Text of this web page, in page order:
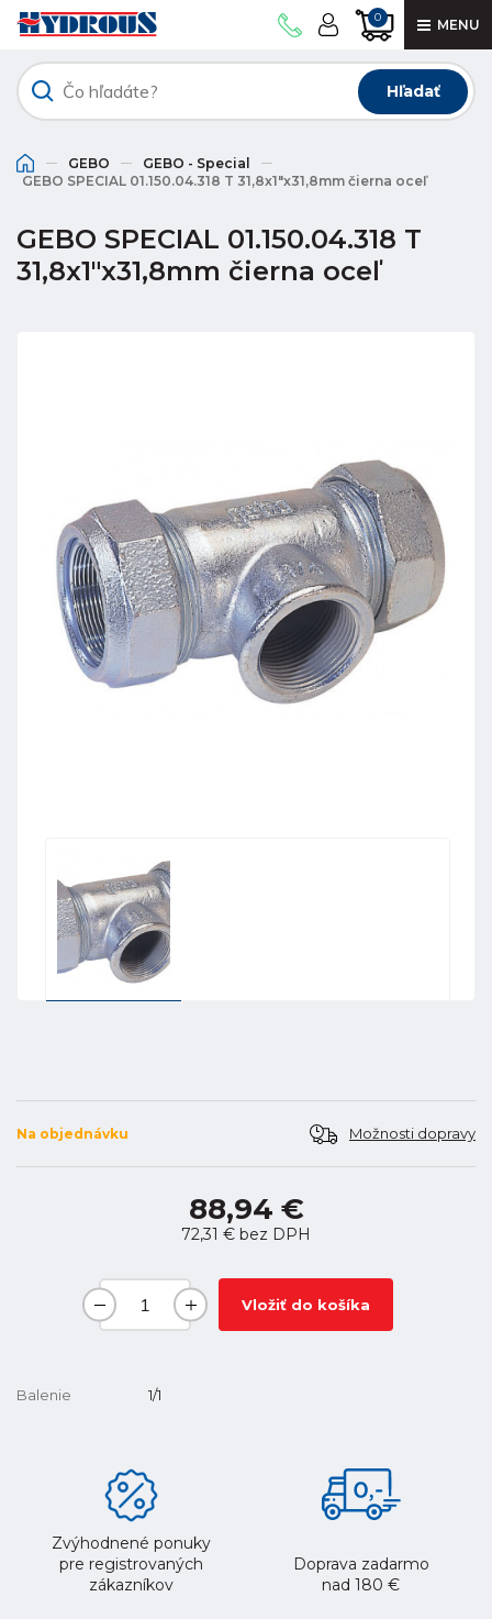
0 MENU
Hľadať
GEBO
GEBO - Special
GEBO SPECIAL 01.150.04.318 T 31,8x1"x31,8mm čierna oceľ
GEBO SPECIAL 01.150.04.318 T
31,8x1"x31,8mm čierna oceľ
Na objednávku Možnosti dopravy
88,94 €
72,31 € bez DPH
Vložiť do košíka
Balenie 1/1
Zvýhodnené ponuky
pre registrovaných
zákazníkov
Doprava zadarmo
nad 180 €